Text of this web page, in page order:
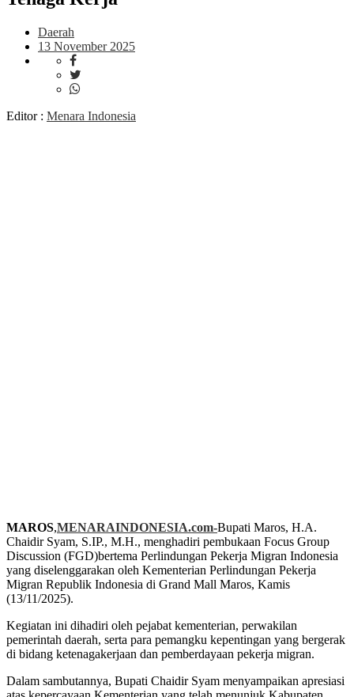
Daerah
13 November 2025
Editor : Menara Indonesia
MAROS,MENARAINDONESIA.com-Bupati Maros, H.A.
Chaidir Syam, S.IP., M.H., menghadiri pembukaan Focus Group
Discussion (FGD)bertema Perlindungan Pekerja Migran Indonesia
yang diselenggarakan oleh Kementerian Perlindungan Pekerja
Migran Republik Indonesia di Grand Mall Maros, Kamis
(13/11/2025).
Kegiatan ini dihadiri oleh pejabat kementerian, perwakilan
pemerintah daerah, serta para pemangku kepentingan yang bergerak
di bidang ketenagakerjaan dan pemberdayaan pekerja migran.
Dalam sambutannya, Bupati Chaidir Syam menyampaikan apresiasi